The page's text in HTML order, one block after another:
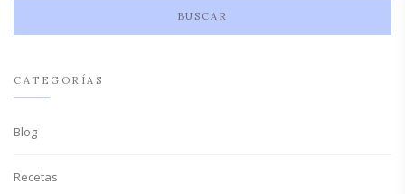
CATEGORÍAS
Blog
Recetas